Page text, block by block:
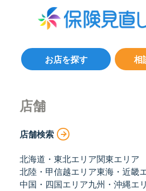
相
お店を探す
店舗
店舗検索
北海道・東北エリア関東エリア
北陸・甲信越エリア東海・近畿
中国・四国エリア九州・沖縄エ